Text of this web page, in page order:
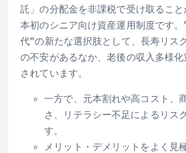
託」の分配金を非課税で受け取るこ
本初のシニア向け資産運用制度です
代”の新たな選択肢として、長寿リス
の不安があるなか、老後の収入多様
されています。
一方で、元本割れや高コスト、
さ、リテラシー不足によるリス
す。
メリット・デメリットをよく見